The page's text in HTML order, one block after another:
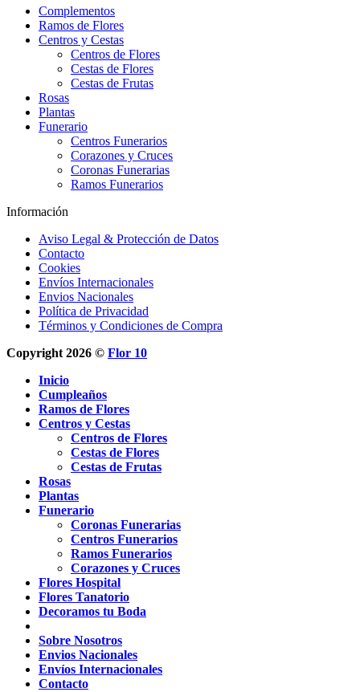
Complementos
Ramos de Flores
Centros y Cestas
Centros de Flores
Cestas de Flores
Cestas de Frutas
Rosas
Plantas
Funerario
Centros Funerarios
Corazones y Cruces
Coronas Funerarias
Ramos Funerarios
Información
Aviso Legal & Protección de Datos
Contacto
Cookies
Envíos Internacionales
Envios Nacionales
Política de Privacidad
Términos y Condiciones de Compra
Copyright 2026 © Flor 10
Inicio
Cumpleaños
Ramos de Flores
Centros y Cestas
Centros de Flores
Cestas de Flores
Cestas de Frutas
Rosas
Plantas
Funerario
Coronas Funerarias
Centros Funerarios
Ramos Funerarios
Corazones y Cruces
Flores Hospital
Flores Tanatorio
Decoramos tu Boda
Sobre Nosotros
Envios Nacionales
Envíos Internacionales
Contacto